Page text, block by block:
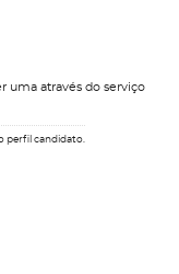
uma através do serviço
perfil candidato.